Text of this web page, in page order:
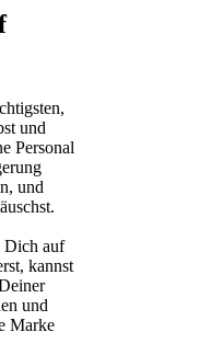
und
Personal
und
Dich auf
kannst
und
Marke